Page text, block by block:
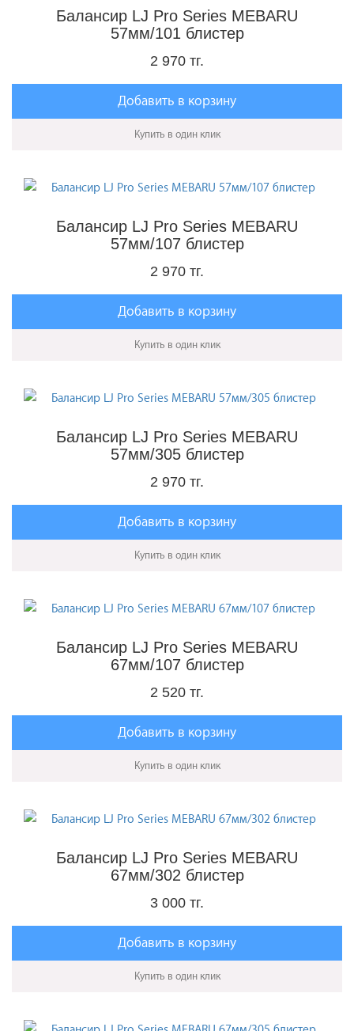
Балансир LJ Pro Series MEBARU
57мм/101 блистер
2 970 тг.
Добавить в корзину
Купить в один клик
Балансир LJ Pro Series MEBARU
57мм/107 блистер
2 970 тг.
Добавить в корзину
Купить в один клик
Балансир LJ Pro Series MEBARU
57мм/305 блистер
2 970 тг.
Добавить в корзину
Купить в один клик
Балансир LJ Pro Series MEBARU
67мм/107 блистер
2 520 тг.
Добавить в корзину
Купить в один клик
Балансир LJ Pro Series MEBARU
67мм/302 блистер
3 000 тг.
Добавить в корзину
Купить в один клик